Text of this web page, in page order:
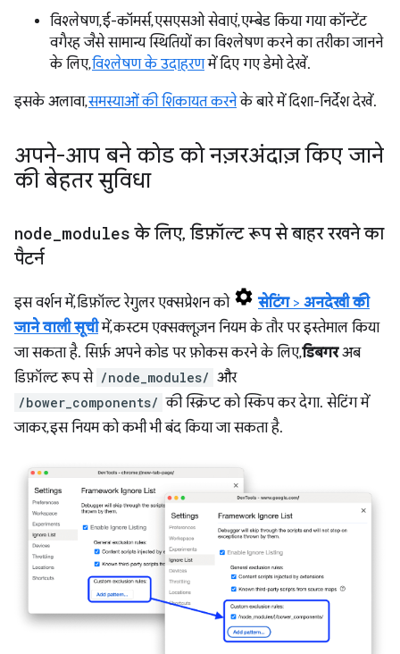
विश्लेषण, ई-कॉमर्स, एसएसओ सेवाएं, एम्बेड किया गया कॉन्टेंट
वगैरह जैसे सामान्य स्थितियों का विश्लेषण करने का तरीका जानने
के लिए,विश्लेषण के उदाहरणमें दिए गए डेमो देखें.
इसके अलावा,समस्याओं की शिकायत करनेके बारे में दिशा-निर्देश देखें.
अपने-आप बने कोड को नज़रअंदाज़ किए जाने
की बेहतर सुविधा
node modules के लिए, डिफ़ॉल्ट रूप से बाहर रखने का
पैटर्न
इस वर्शन में, डिफ़ॉल्ट रेगुलर एक्सप्रेशन को सेटिंग> अनदेखी की
जाने वाली सूचीमें, कस्टम एक्सक्लूज़न नियम के तौर पर इस्तेमाल किया
जा सकता है. सिर्फ़ अपने कोड पर फ़ोकस करने के लिए,डिबगरअब
डिफ़ॉल्ट रूप से /node_modules/ और
/bower_components/ की स्क्रिप्ट को स्किप कर देगा. सेटिंग में
जाकर, इस नियम को कभी भी बंद किया जा सकता है.